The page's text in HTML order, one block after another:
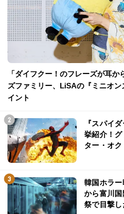
「ダイフクー！のフレーズが耳
ズファミリー、LiSAの『ミニオ
イント
『スパイ
挙紹介！
ター・オ
韓国ホラ
から富川
祭で目撃